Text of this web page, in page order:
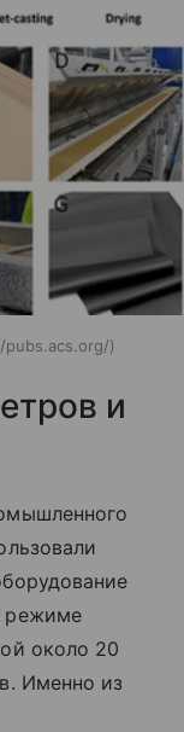
и
режиме
около 20
Именно из